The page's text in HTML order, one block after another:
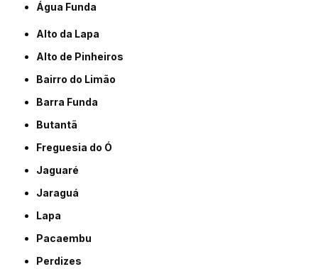
Água Funda
Alto da Lapa
Alto de Pinheiros
Bairro do Limão
Barra Funda
Butantã
Freguesia do Ó
Jaguaré
Jaraguá
Lapa
Pacaembu
Perdizes